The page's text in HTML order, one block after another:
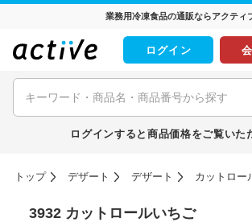
業務用冷凍食品の通販ならアクティ
ログイン
ログインすると商品価格をご覧いた
トップ デザート デザート カットロー
3932 カットロールいちご